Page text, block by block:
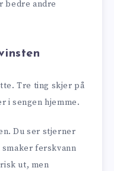
andre
Tre ting skjer på
i sengen hjemme.
Du ser stjerner
ferskvann
ut, men